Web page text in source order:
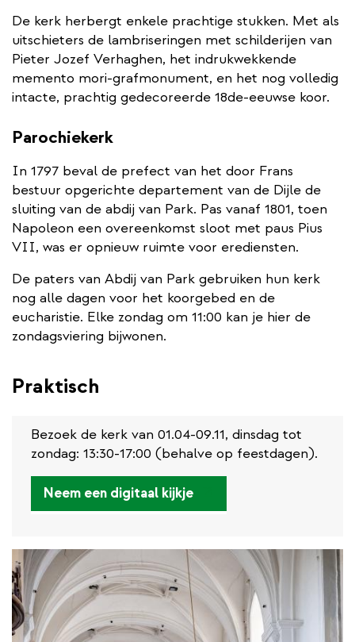
De kerk herbergt enkele prachtige stukken. Met als
uitschieters de lambriseringen met schilderijen van
Pieter Jozef Verhaghen, het indrukwekkende
memento mori-grafmonument, en het nog volledig
intacte, prachtig gedecoreerde 18de-eeuwse koor.
Parochiekerk
In 1797 beval de prefect van het door Frans
bestuur opgerichte departement van de Dijle de
sluiting van de abdij van Park. Pas vanaf 1801, toen
Napoleon een overeenkomst sloot met paus Pius
VII, was er opnieuw ruimte voor erediensten.
De paters van Abdij van Park gebruiken hun kerk
nog alle dagen voor het koorgebed en de
eucharistie. Elke zondag om 11:00 kan je hier de
zondagsviering bijwonen.
Praktisch
Bezoek de kerk van 01.04-09.11, dinsdag tot
zondag: 13:30-17:00 (behalve op feestdagen).
Neem een digitaal kijkje(externe
link)